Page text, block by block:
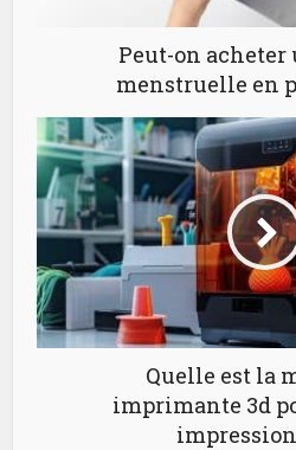
Peut-on acheter
menstruelle en
Quelle est la
imprimante 3d